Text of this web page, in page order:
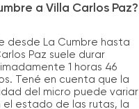
a Villa Carlos Paz?
desde La Cumbre hasta
Paz suele durar
1 horas 46
Tené en cuenta que la
del micro puede variar
el estado de las rutas, la